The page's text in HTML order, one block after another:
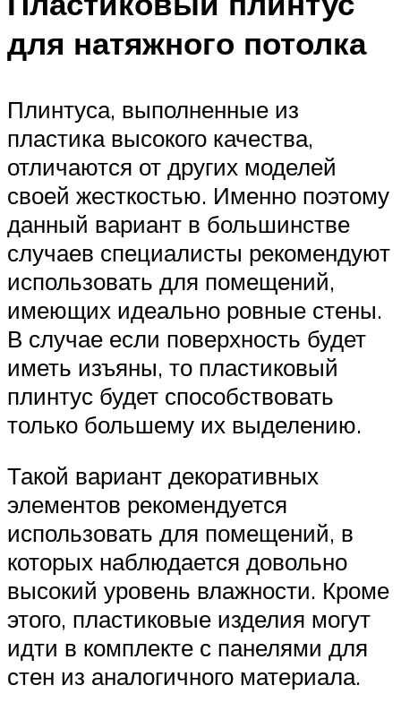
для натяжного потолка
Плинтуса, выполненные из
пластика высокого качества,
отличаются от других моделей
своей жесткостью. Именно поэтому
данный вариант в большинстве
случаев специалисты рекомендуют
использовать для помещений,
имеющих идеально ровные стены.
В случае если поверхность будет
иметь изъяны, то пластиковый
плинтус будет способствовать
только большему их выделению.
Такой вариант декоративных
элементов рекомендуется
использовать для помещений, в
которых наблюдается довольно
высокий уровень влажности. Кроме
этого, пластиковые изделия могут
идти в комплекте с панелями для
стен из аналогичного материала.